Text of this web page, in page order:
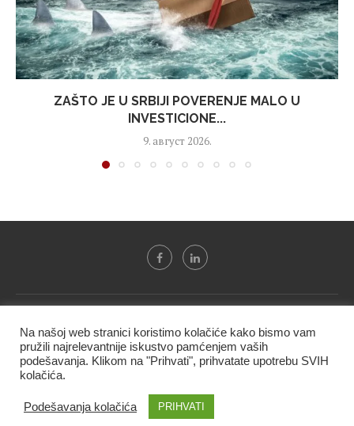
ZAŠTO JE U SRBIJI POVERENJE MALO U
INVESTICIONE...
9. август 2026.
BIF PRESS doo" i ne smeju se presnositi niti koristiti, delimično
ni u celosti, bez izričite dozvole kompanije.
Na našoj web stranici koristimo kolačiće kako bismo vam
pružili najrelevantnije iskustvo pamćenjem vaših
podešavanja. Klikom na "Prihvati", prihvatate upotrebu SVIH
kolačića.
Podešavanja kolačića PRIHVATI